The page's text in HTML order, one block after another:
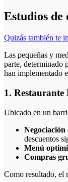
Estudios de
Quizás también te
Las pequeñas y
parte, determinado
han implementado
1.
Ubicado en un
Negociación
descuentos
Menú
Compras
Como resultado, el